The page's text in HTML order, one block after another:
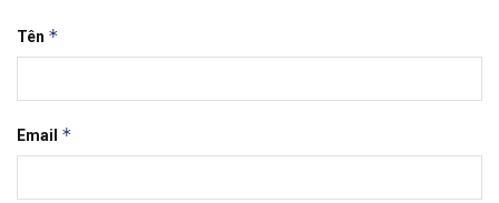
Tên *
Email *